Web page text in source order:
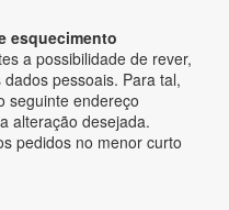
esquecimento
a possibilidade de rever,
pessoais. Para tal,
seguinte endereço
alteração desejada.
pedidos no menor curto